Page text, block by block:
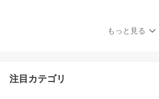
フト 母の日 父の日 お
し ささや せんのす
もっと見る
注目カテゴリ